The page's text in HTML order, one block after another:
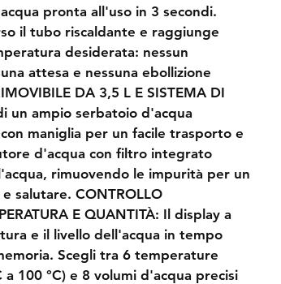
pronta all'uso in 3 secondi.
il tubo riscaldante e raggiunge
desiderata: nessun
attesa e nessuna ebollizione
DA 3,5 L E SISTEMA DI
un ampio serbatoio d'acqua
maniglia per un facile trasporto e
d'acqua con filtro integrato
rimuovendo le impurità per un
salutare. CONTROLLO
E QUANTITÀ: Il display a
e il livello dell'acqua in tempo
Scegli tra 6 temperature
100 °C) e 8 volumi d'acqua precisi